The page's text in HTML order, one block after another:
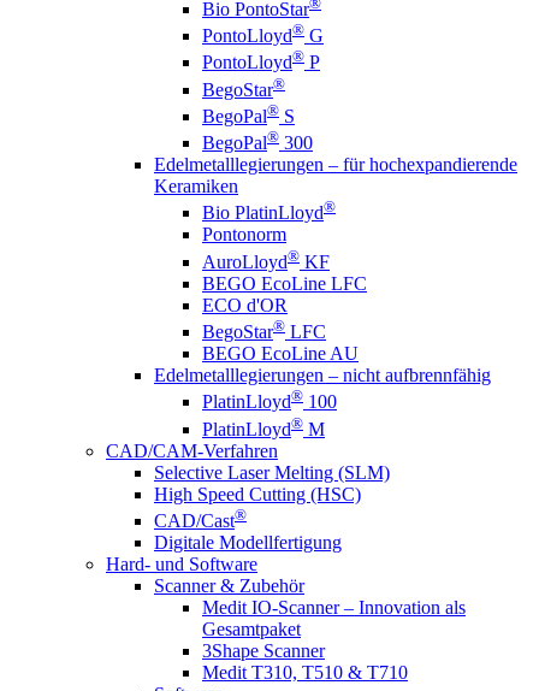
Bio PontoStar
PontoLloyd® G
PontoLloyd® P
BegoStar®
BegoPal® S
BegoPal® 300
Edelmetalllegierungen – für hochexpandierende
Keramiken
Bio PlatinLloyd®
Pontonorm
AuroLloyd® KF
BEGO EcoLine LFC
ECO d'OR
BegoStar® LFC
BEGO EcoLine AU
Edelmetalllegierungen – nicht aufbrennfähig
PlatinLloyd® 100
PlatinLloyd® M
CAD/CAM-Verfahren
Selective Laser Melting (SLM)
High Speed Cutting (HSC)
CAD/Cast®
Digitale Modellfertigung
Hard- und Software
Scanner & Zubehör
Medit IO-Scanner – Innovation als
Gesamtpaket
3Shape Scanner
Medit T310, T510 & T710